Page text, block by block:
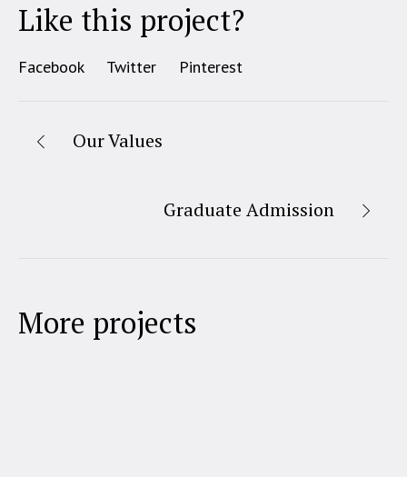
Like this project?
Facebook Twitter Pinterest
Our Values
Graduate Admission
More projects